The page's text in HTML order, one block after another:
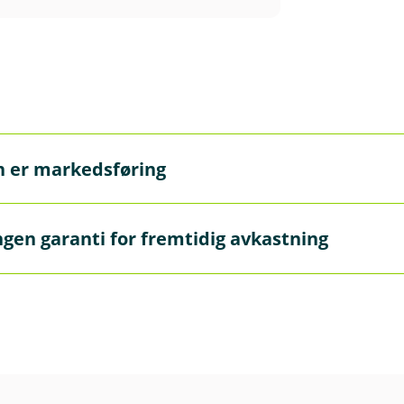
er markedsføring
personlig rådgivning. Hvis du ønsker rådgivning fra en
garanti for fremtidig avkastning